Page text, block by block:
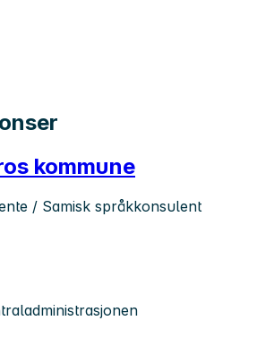
kommune
/ Samisk språkkonsulent